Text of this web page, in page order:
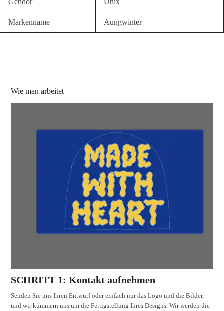
Gendor Unix
Markenname Aungwinter
Wie man arbeitet
SCHRITT 1: Kontakt aufnehmen
Senden Sie uns Ihren Entwurf oder einfach nur das Logo und die Bilder,
und wir kümmern uns um die Fertigstellung Ihres Designs. Wir werden die